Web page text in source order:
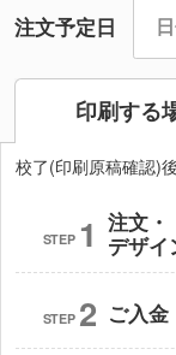
注文予定日
印刷する
校了(印刷原稿確認)
STEP 1 注文・
デザイ
STEP 2 ご入金